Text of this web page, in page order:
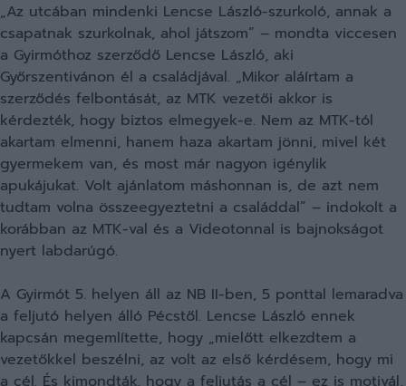
„Az utcában mindenki Lencse László-szurkoló, annak a
csapatnak szurkolnak, ahol játszom” – mondta viccesen
a Gyirmóthoz szerződő Lencse László, aki
Győrszentivánon él a családjával. „Mikor aláírtam a
szerződés felbontását, az MTK vezetői akkor is
kérdezték, hogy biztos elmegyek-e. Nem az MTK-tól
akartam elmenni, hanem haza akartam jönni, mivel két
gyermekem van, és most már nagyon igénylik
apukájukat. Volt ajánlatom máshonnan is, de azt nem
tudtam volna összeegyeztetni a családdal” – indokolt a
korábban az MTK-val és a Videotonnal is bajnokságot
nyert labdarúgó.
A Gyirmót 5. helyen áll az NB II-ben, 5 ponttal lemaradva
a feljutó helyen álló Pécstől. Lencse László ennek
kapcsán megemlítette, hogy „mielőtt elkezdtem a
vezetőkkel beszélni, az volt az első kérdésem, hogy mi
a cél. És kimondták, hogy a feljutás a cél – ez is motivál,